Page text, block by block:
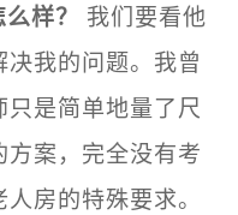
样？
我们要看他
我的问题。我曾
是简单地量了尺
方案，完全没有考
房的特殊要求。